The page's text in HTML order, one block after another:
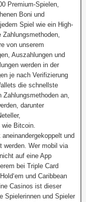
Premium-Spielen,
Boni und
Spiel wie ein High-
Zahlungsmethoden,
von unserem
Auszahlungen und
werden in der
je nach Verifizierung
die schnellste
an,
darunter
wie Bitcoin.
und
werden. Wer mobil via
auf eine App
bei Triple Card
und Caribbean
Casinos ist dieser
Spielerinnen und Spieler